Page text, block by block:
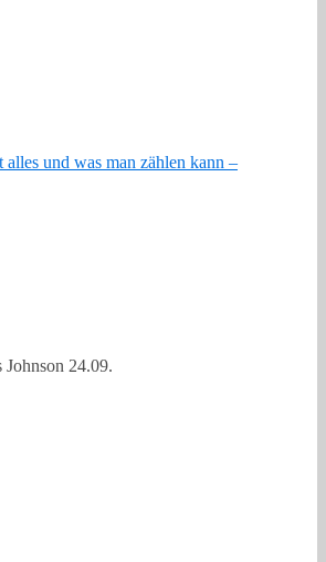
alles und was man zählen kann –
24.09.